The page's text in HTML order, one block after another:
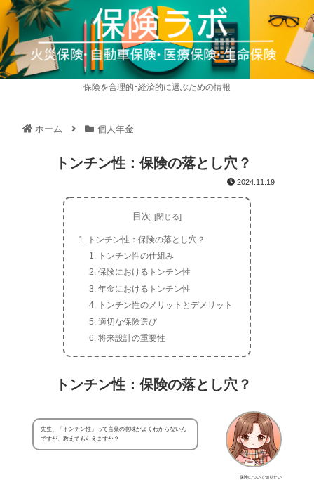
保険を合理的･経済的に選ぶための情報
ホーム 個人年金
トンチン性：保険の落とし穴？
2024.11.19
目次
トンチン性：保険の落とし穴？
トンチン性の仕組み
保険におけるトンチン性
年金におけるトンチン性
トンチン性のメリットとデメリット
適切な保険選び
将来設計の重要性
トンチン性：保険の落とし穴？
保険について知りたい
先生、「トンチン性」って言葉の意味がよくわからないん
ですが、教えてもらえますか？